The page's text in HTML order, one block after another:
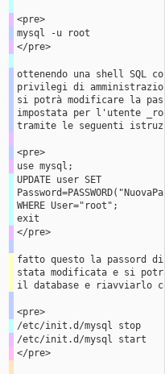
<pre>
mysql -u root
</pre>
ottenendo una shell SQL
privilegi di
si potrà modificare la
impostata per l'utente
tramite le seguenti
<pre>
use mysql;
UPDATE user SET
WHERE User="root";
exit
</pre>
fatto questo la passord
stata modificata e si
il database e riavviarlo
<pre>
/etc/init.d/mysql stop
/etc/init.d/mysql start
</pre>